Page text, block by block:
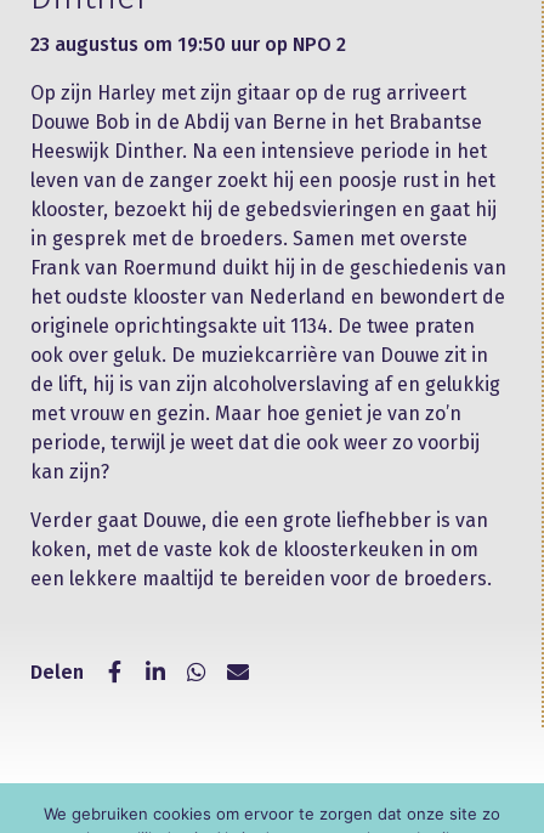
23 augustus om 19:50 uur op NPO 2
Op zijn Harley met zijn gitaar op de rug arriveert
Douwe Bob in de Abdij van Berne in het Brabantse
Heeswijk Dinther. Na een intensieve periode in het
leven van de zanger zoekt hij een poosje rust in het
klooster, bezoekt hij de gebedsvieringen en gaat hij
in gesprek met de broeders. Samen met overste
Frank van Roermund duikt hij in de geschiedenis van
het oudste klooster van Nederland en bewondert de
originele oprichtingsakte uit 1134. De twee praten
ook over geluk. De muziekcarrière van Douwe zit in
de lift, hij is van zijn alcoholverslaving af en gelukkig
met vrouw en gezin. Maar hoe geniet je van zo’n
periode, terwijl je weet dat die ook weer zo voorbij
kan zijn?
Verder gaat Douwe, die een grote liefhebber is van
koken, met de vaste kok de kloosterkeuken in om
een lekkere maaltijd te bereiden voor de broeders.
Delen
© KNR
We gebruiken cookies om ervoor te zorgen dat onze site zo